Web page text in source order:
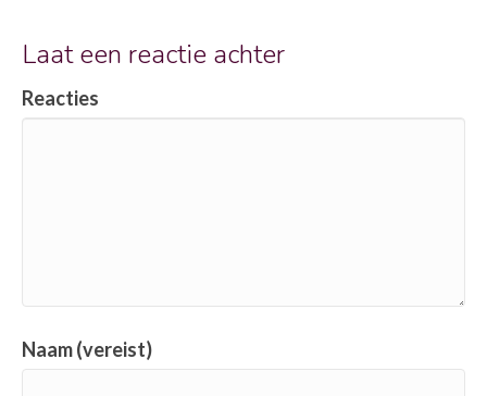
Laat een reactie achter
Reacties
Naam (vereist)